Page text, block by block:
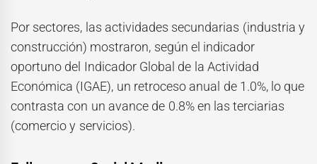
Por sectores, las actividades secundarias (industria y
construcción) mostraron, según el indicador
oportuno del Indicador Global de la Actividad
Económica (IGAE), un retroceso anual de 1.0%, lo que
contrasta con un avance de 0.8% en las terciarias
(comercio y servicios).